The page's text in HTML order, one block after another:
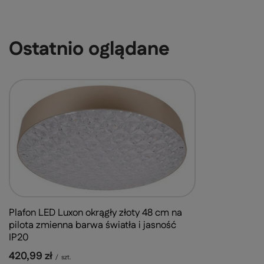
Ostatnio oglądane
Plafon LED Luxon okrągły złoty 48 cm na
pilota zmienna barwa światła i jasność
IP20
420,99 zł / szt.